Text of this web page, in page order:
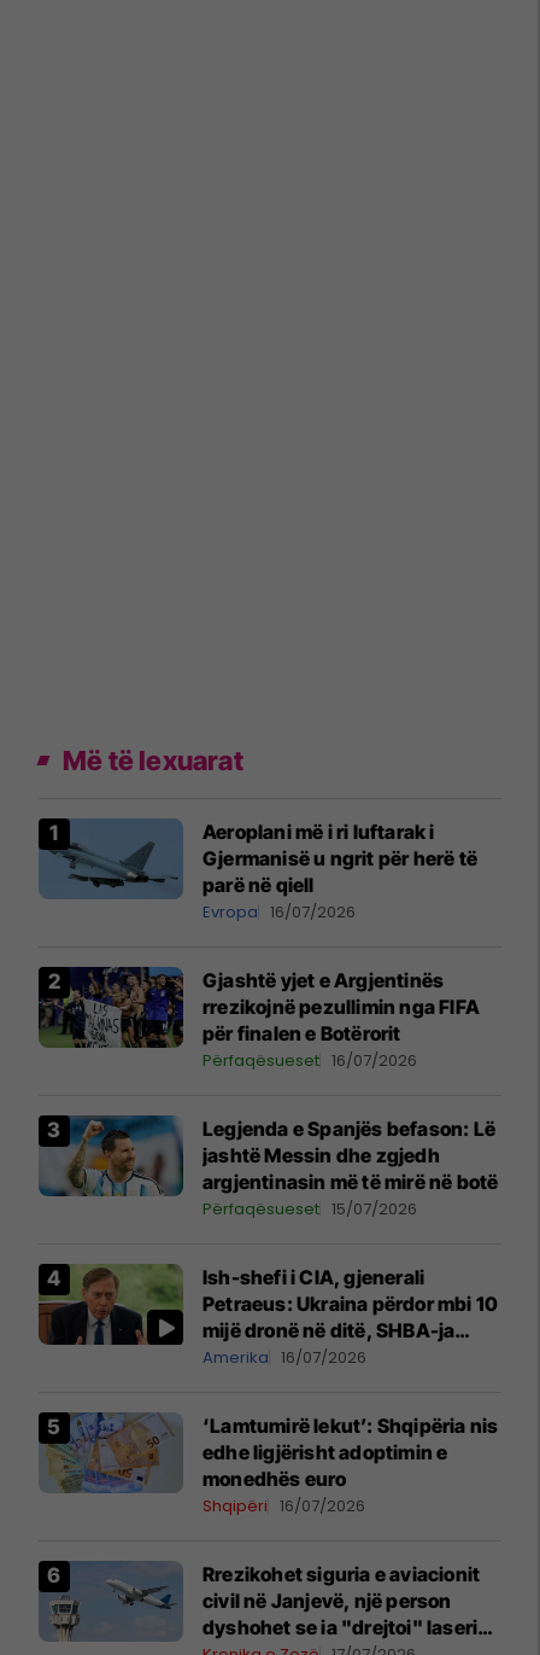
Më të lexuarat
Aeroplani më i ri luftarak i
Gjermanisë u ngrit për herë të
parë në qiell
Evropa 16/07/2026
Gjashtë yjet e Argjentinës
rrezikojnë pezullimin nga FIFA
për finalen e Botërorit
Përfaqësueset 16/07/2026
Legjenda e Spanjës befason: Lë
jashtë Messin dhe zgjedh
argjentinasin më të mirë në botë
Përfaqësueset 15/07/2026
Ish-shefi i CIA, gjenerali
Petraeus: Ukraina përdor mbi 10
mijë dronë në ditë, SHBA-ja
mbetet shumë prapa në
Amerika 16/07/2026
‘Lamtumirë lekut’: Shqipëria nis
edhe ligjërisht adoptimin e
monedhës euro
Shqipëri 16/07/2026
Rrezikohet siguria e aviacionit
civil në Janjevë, një person
dyshohet se ia "drejtoi" laserin